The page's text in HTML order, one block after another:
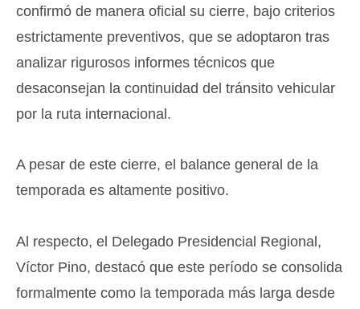
confirmó de manera oficial su cierre, bajo criterios
estrictamente preventivos, que se adoptaron tras
analizar rigurosos informes técnicos que
desaconsejan la continuidad del tránsito vehicular
por la ruta internacional.
​A pesar de este cierre, el balance general de la
temporada es altamente positivo.
Al respecto, el Delegado Presidencial Regional,
Víctor Pino, destacó que este período se consolida
formalmente como la temporada más larga desde